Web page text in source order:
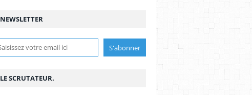
NEWSLETTER
LE SCRUTATEUR.